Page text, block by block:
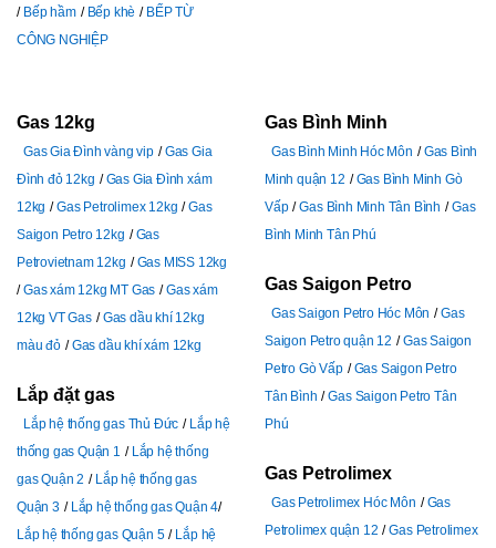
Bếp hầm
Bếp khè
BẾP TỪ
CÔNG NGHIỆP
Gas 12kg
Gas Gia Đình vàng vip
Gas Gia
Đình đỏ 12kg
Gas Gia Đình xám
12kg
Gas Petrolimex 12kg
Gas
Saigon Petro 12kg
Gas
Petrovietnam 12kg
Gas MISS 12kg
Gas xám 12kg MT Gas
Gas xám
12kg VT Gas
Gas dầu khí 12kg
màu đỏ
Gas dầu khí xám 12kg
Lắp đặt gas
Lắp hệ thống gas Thủ Đức
Lắp hệ
thống gas Quận 1
Lắp hệ thống
gas Quận 2
Lắp hệ thống gas
Quận 3
Lắp hệ thống gas Quận 4
Lắp hệ thống gas Quận 5
Lắp hệ
Gas Bình Minh
Gas Bình Minh Hóc Môn
Gas Bình
Minh quận 12
Gas Bình Minh Gò
Vấp
Gas Bình Minh Tân Bình
Gas
Bình Minh Tân Phú
Gas Saigon Petro
Gas Saigon Petro Hóc Môn
Gas
Saigon Petro quận 12
Gas Saigon
Petro Gò Vấp
Gas Saigon Petro
Tân Bình
Gas Saigon Petro Tân
Phú
Gas Petrolimex
Gas Petrolimex Hóc Môn
Gas
Petrolimex quận 12
Gas Petrolimex